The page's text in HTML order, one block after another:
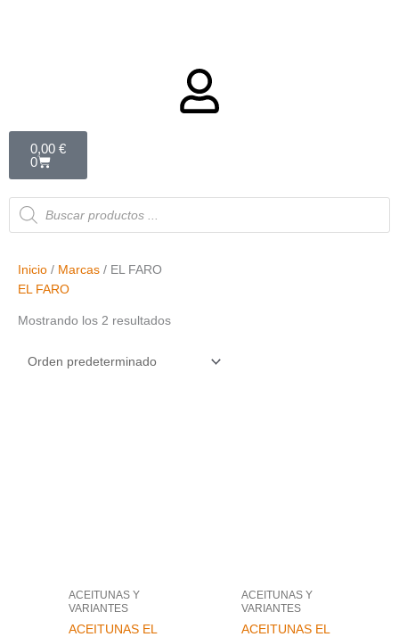
0,00 €
0
Búsqueda
de
productos
Inicio / Marcas / EL FARO
EL FARO
Mostrando los 2 resultados
ACEITUNAS Y
VARIANTES
ACEITUNAS EL
ACEITUNAS Y
VARIANTES
ACEITUNAS EL